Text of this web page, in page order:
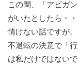
この間、「アビガ
がいたとしたら・・
情けない話ですが
不退転の決意で「
は私だけではない